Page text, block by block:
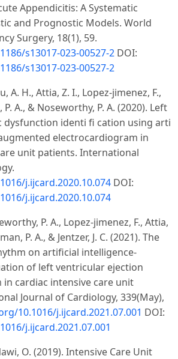
Appendicitis: A Systematic
and Prognostic Models. World
Surgery, 18(1), 59.
s13017-023-00527-2 DOI:
s13017-023-00527-2
A. H., Attia, Z. I., Lopez-jimenez, F.,
P. A., & Noseworthy, P. A. (2020). Left
dysfunction identi fi cation using arti
electrocardiogram in
unit patients. International
j.ijcard.2020.10.074 DOI:
j.ijcard.2020.10.074
P. A., Lopez-jimenez, F., Attia,
P. A., & Jentzer, J. C. (2021). The
on artificial intelligence-
of left ventricular ejection
cardiac intensive care unit
Journal of Cardiology, 339(May),
10.1016/j.ijcard.2021.07.001 DOI:
j.ijcard.2021.07.001
O. (2019). Intensive Care Unit